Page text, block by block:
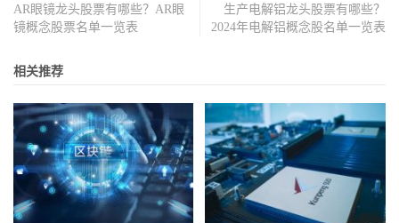
AR眼镜龙头股票有哪些？AR眼
镜概念股票名单一览表
生产电解铝龙头股票有哪些？
2024年电解铝概念股名单一览表
相关推荐